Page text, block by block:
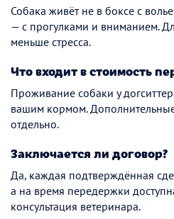
Собака живёт не в боксе с
— с прогулками и вниманием.
меньше стресса.
Что входит в стоимость
Проживание собаки у
вашим кормом.
отдельно.
Заключается ли договор?
Да, каждая подтверждённая
а на время передержки
консультация ветеринара.